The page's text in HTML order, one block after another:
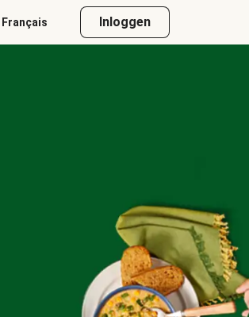
Français Inloggen